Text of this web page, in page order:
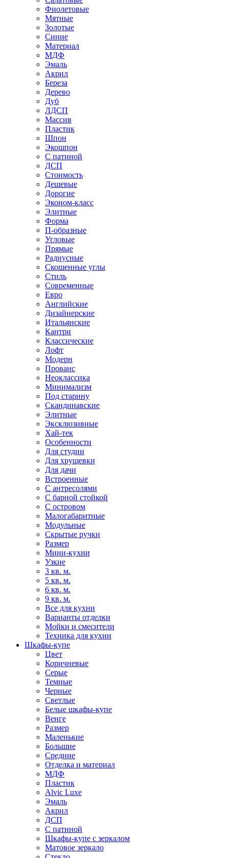
Фиолетовые
Мятные
Золотые
Синие
Материал
МДФ
Эмаль
Акрил
Береза
Дерево
Дуб
ЛДСП
Массив
Пластик
Шпон
Экошпон
С патиной
ДСП
Стоимость
Дешевые
Дорогие
Эконом-класс
Элитные
Форма
П-образные
Угловые
Прямые
Радиусные
Скошенные углы
Стиль
Современные
Евро
Английские
Дизайнерские
Итальянские
Кантри
Классические
Лофт
Модерн
Прованс
Неоклассика
Минимализм
Под старину
Скандинавские
Элитные
Эксклюзивные
Хай-тек
Особенности
Для студии
Для хрущевки
Для дачи
Встроенные
С антресолями
С барной стойкой
С островом
Малогабаритные
Модульные
Скрытые ручки
Размер
Мини-кухни
Узкие
3 кв. м.
5 кв. м.
6 кв. м.
9 кв. м.
Все для кухни
Варианты отделки
Мойки и смесители
Техника для кухни
Шкафы-купе
Цвет
Коричневые
Серые
Темные
Черные
Светлые
Белые шкафы-купе
Венге
Размер
Маленькие
Большие
Средние
Отделка и материал
МДФ
Пластик
Alvic Luxe
Эмаль
Акрил
ДСП
С патиной
Шкафы-купе с зеркалом
Матовое зеркало